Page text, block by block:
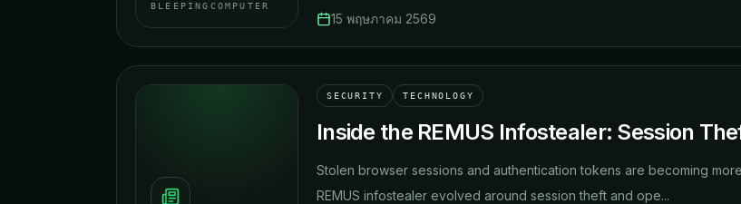
BLEEPINGCOMPUTER
15 พฤษภาคม 2569
SECURITY TECHNOLOGY
Inside the REMUS Infostealer: Session
Stolen browser sessions and authentication tokens are becoming
REMUS infostealer evolved around session theft and ope...